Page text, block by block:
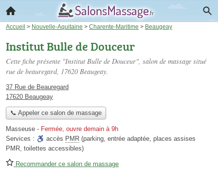
Accueil > Nouvelle-Aquitaine > Charente-Maritime > Beaugeay
Institut Bulle de Douceur
Cette fiche présente "Institut Bulle de Douceur", salon de massage situé
rue de beauregard, 17620 Beaugeay.
37 Rue de Beauregard
17620 Beaugeay
📞 Appeler ce salon de massage
Masseuse - Fermée, ouvre demain à 9h
Services :
accès PMR (parking, entrée adaptée, places assises
PMR, toilettes accessibles)
Recommander ce salon de massage